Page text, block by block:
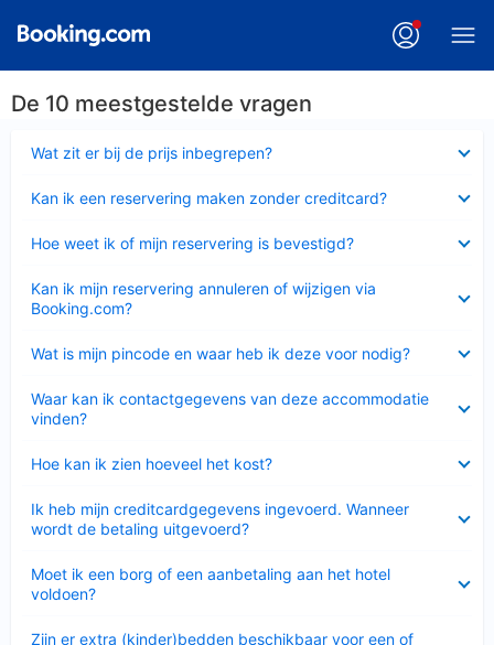
De 10 meestgestelde vragen
Wat zit er bij de prijs inbegrepen?
Kan ik een reservering maken zonder creditcard?
Hoe weet ik of mijn reservering is bevestigd?
Kan ik mijn reservering annuleren of wijzigen via
Booking.com?
Wat is mijn pincode en waar heb ik deze voor nodig?
Waar kan ik contactgegevens van deze accommodatie
vinden?
Hoe kan ik zien hoeveel het kost?
Ik heb mijn creditcardgegevens ingevoerd. Wanneer
wordt de betaling uitgevoerd?
Moet ik een borg of een aanbetaling aan het hotel
voldoen?
Zijn er extra (kinder)bedden beschikbaar voor een of